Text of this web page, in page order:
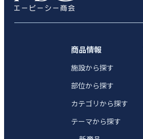
商品情報
施設から探す
部位から探す
カテゴリから探す
テーマから探す